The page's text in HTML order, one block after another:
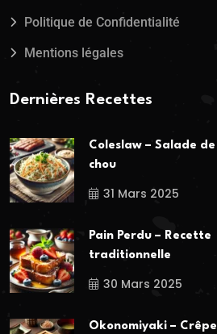
Politique de Confidentialité
Mentions légales
Dernières Recettes
Coleslaw – Salade de
chou
31 Mars 2025
Pain Perdu – Recette
traditionnelle
30 Mars 2025
Okonomiyaki – Crêpe